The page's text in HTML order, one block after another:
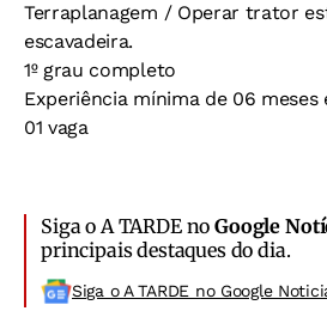
Terraplanagem / Operar trator
escavadeira.
1º grau completo
Experiência mínima de 06
01 vaga
Siga o A TARDE noGoogle
principais destaques do dia.
Siga o A TARDE no Google